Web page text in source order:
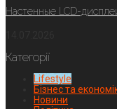
Настенные LCD-
Категорії
Lifestyle
Бізнес та
Новини